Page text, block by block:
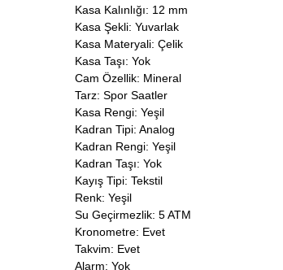
Kasa Kalınlığı: 12 mm
Kasa Şekli: Yuvarlak
Kasa Materyali: Çelik
Kasa Taşı: Yok
Cam Özellik: Mineral
Tarz: Spor Saatler
Kasa Rengi: Yeşil
Kadran Tipi: Analog
Kadran Rengi: Yeşil
Kadran Taşı: Yok
Kayış Tipi: Tekstil
Renk: Yeşil
Su Geçirmezlik: 5 ATM
Kronometre: Evet
Takvim: Evet
Alarm: Yok